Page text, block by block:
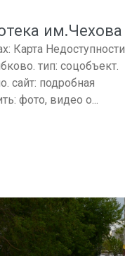
им.Чехова
Карта Недоступности
тип: соцобъект.
сайт: подробная
фото, видео о...